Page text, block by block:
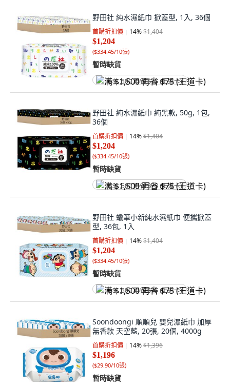
野田社 純水濕紙巾 掀蓋型, 1入, 36個
首購折扣價 14%$1,404
$1,204
($334.45/10張)
暫時缺貨
满 $1,500 再省 $75 (王道卡)
野田社 純水濕紙巾 純黑款, 50g, 1包,
36個
首購折扣價 14%$1,404
$1,204
($334.45/10張)
暫時缺貨
满 $1,500 再省 $75 (王道卡)
野田社 蠟筆小新純水濕紙巾 便攜掀蓋
型, 36包, 1入
首購折扣價 14%$1,404
$1,204
($334.45/10張)
暫時缺貨
满 $1,500 再省 $75 (王道卡)
Soondoongi 順順兒 嬰兒濕紙巾 加厚
無香款 天空藍, 20張, 20個, 4000g
首購折扣價 14%$1,396
$1,196
($29.90/10張)
暫時缺貨